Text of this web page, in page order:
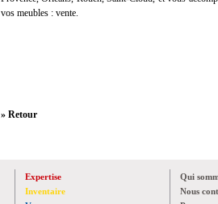
vos meubles : vente.
» Retour
Expertise
Inventaire
Qui
Nous